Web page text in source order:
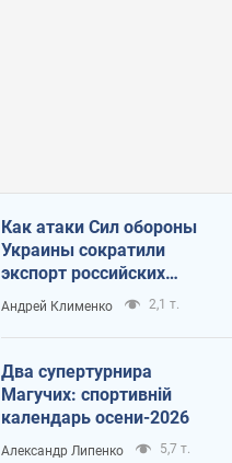
Как атаки Сил обороны
Украины сократили
экспорт российских
нефтепродуктов
Андрей Клименко 2,1 т.
Два супертурнира
Магучих: спортивній
календарь осени-2026
Александр Липенко 5,7 т.